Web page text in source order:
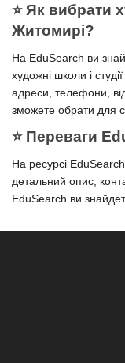
⭐️ Як вибрати
Житомирі?
На EduSearch ви
художні школи і
адреси, телефони,
зможете обрати для
⭐️ Переваги
На ресурсі
детальний опис,
EduSearch ви